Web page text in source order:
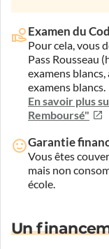
Examen du
Pour cela, vous
Pass Rousseau
examens
examens blancs.
En savoir plus
Remboursé"
Garantie
Vous êtes
mais non
école.
Un